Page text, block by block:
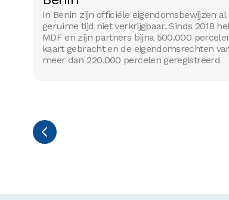
In Benin zijn officiële eigendomsbewijzen al
geruime tijd niet verkrijgbaar. Sinds 2018
MDF en zijn partners bijna 500.000
kaart gebracht en de eigendomsrechten
meer dan 220.000 percelen geregistreerd